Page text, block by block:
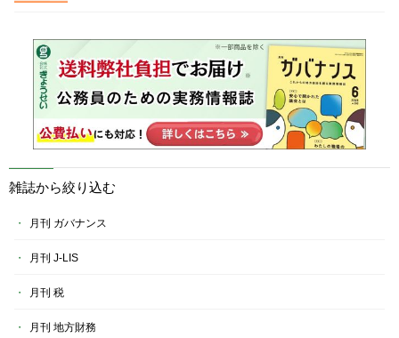
雑誌から絞り込む
月刊 ガバナンス
月刊 J-LIS
月刊 税
月刊 地方財務